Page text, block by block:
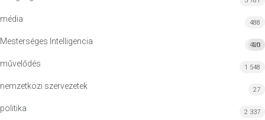
média 488
Mesterséges Intelligencia MI
420
művelődés 1 548
nemzetközi szervezetek 27
politika 2 337